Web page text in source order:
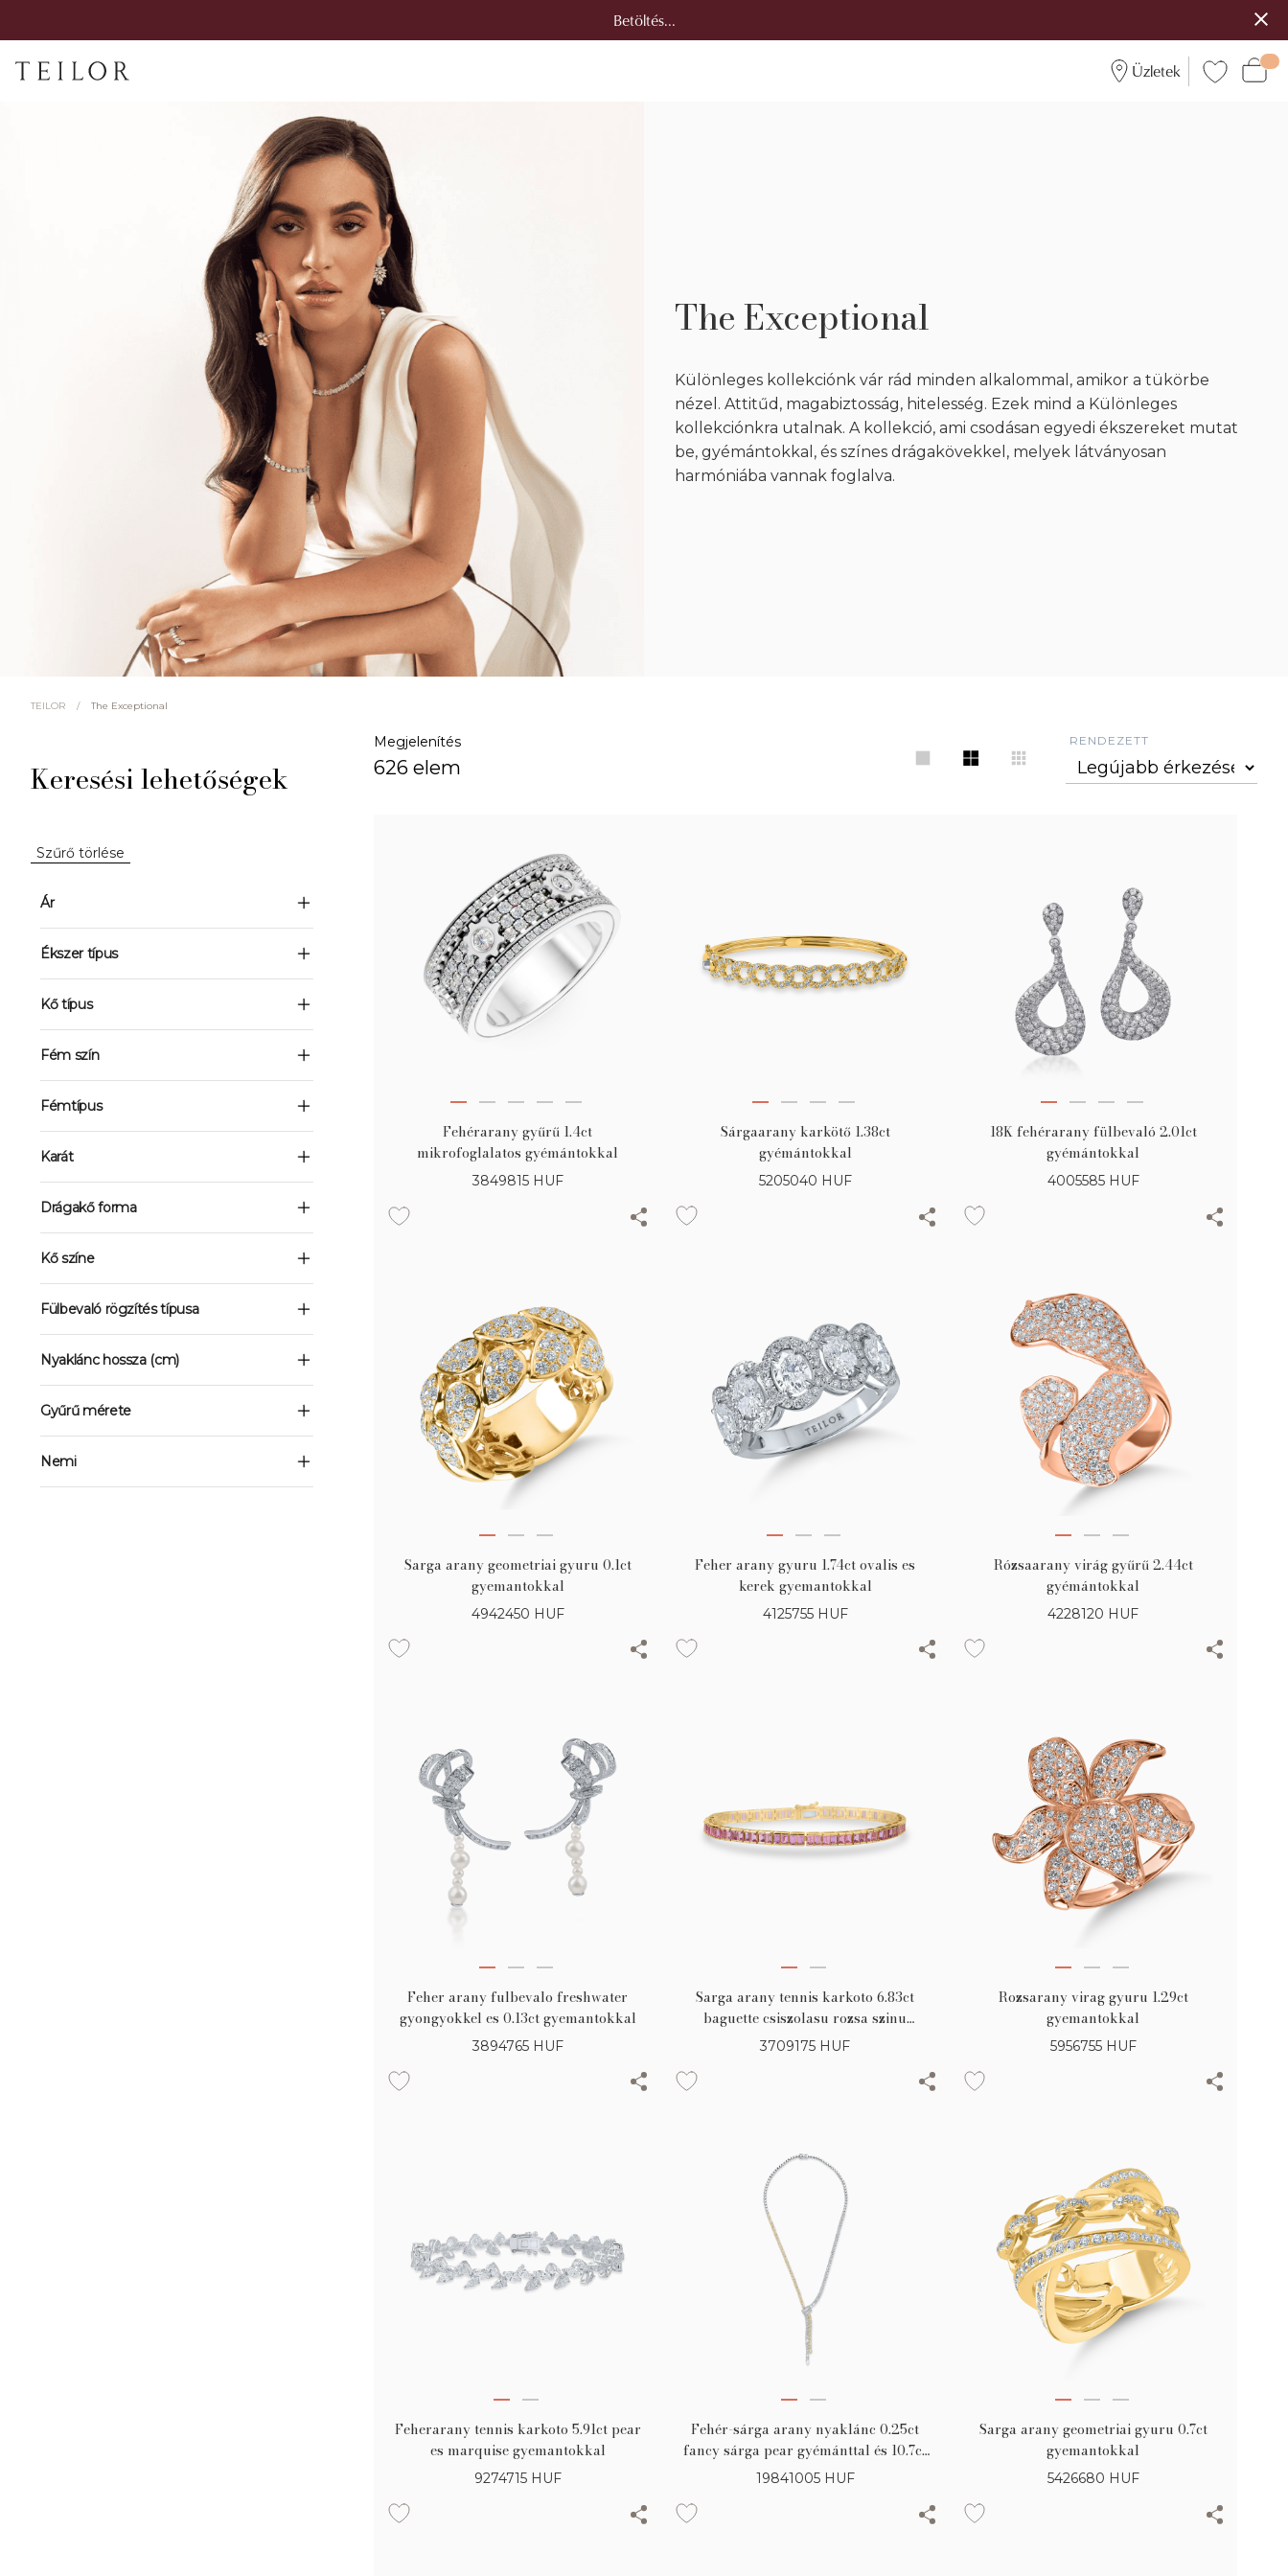
Betöltés...
Üzletek
The Exceptional
Különleges kollekciónk vár rád minden alkalommal, amikor a tükörbe
nézel. Attitűd, magabiztosság, hitelesség. Ezek mind a Különleges
kollekciónkra utalnak. A kollekció, ami csodásan egyedi ékszereket mutat
be, gyémántokkal, és színes drágakövekkel, melyek látványosan
harmóniába vannak foglalva.
TEILOR / The Exceptional
Megjelenítés
626 elem
RENDEZETT
Fehérarany gyűrű 1.4ct
mikrofoglalatos gyémántokkal
3849815 HUF
Sárgaarany karkötő 1.38ct
gyémántokkal
5205040 HUF
18K fehérarany fülbevaló 2.01ct
gyémántokkal
4005585 HUF
Sarga arany geometriai gyuru 0.1ct
gyemantokkal
4942450 HUF
Feher arany gyuru 1.74ct ovalis es
kerek gyemantokkal
4125755 HUF
Rózsaarany virág gyűrű 2.44ct
gyémántokkal
4228120 HUF
Feher arany fulbevalo freshwater
gyongyokkel es 0.13ct gyemantokkal
3894765 HUF
Sarga arany tennis karkoto 6.83ct
baguette csiszolasu rozsa szinu
safirokkal
3709175 HUF
Rozsarany virag gyuru 1.29ct
gyemantokkal
5956755 HUF
Feherarany tennis karkoto 5.91ct pear
es marquise gyemantokkal
9274715 HUF
Fehér-sárga arany nyaklánc 0.25ct
fancy sárga pear gyémánttal és 10.7ct
sárga és áttetsző pear és kerek
19841005 HUF
Sarga arany geometriai gyuru 0.7ct
gyemantokkal
5426680 HUF
Keresési lehetőségek
Szűrő törlése
Ár
Ékszer típus
Kő típus
Fém szín
Fémtípus
Karát
Drágakő forma
Kő színe
Fülbevaló rögzítés típusa
Nyaklánc hossza (cm)
Gyűrű mérete
Nemi